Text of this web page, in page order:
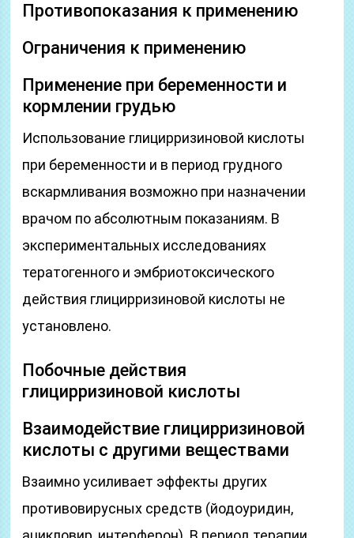
Противопоказания к применению
Ограничения к применению
Применение при беременности и
кормлении грудью
Использование глицирризиновой кислоты
при беременности и в период грудного
вскармливания возможно при назначении
врачом по абсолютным показаниям. В
экспериментальных исследованиях
тератогенного и эмбриотоксического
действия глицирризиновой кислоты не
установлено.
Побочные действия
глицирризиновой кислоты
Взаимодействие глицирризиновой
кислоты с другими веществами
Взаимно усиливает эффекты других
противовирусных средств (йодоуридин,